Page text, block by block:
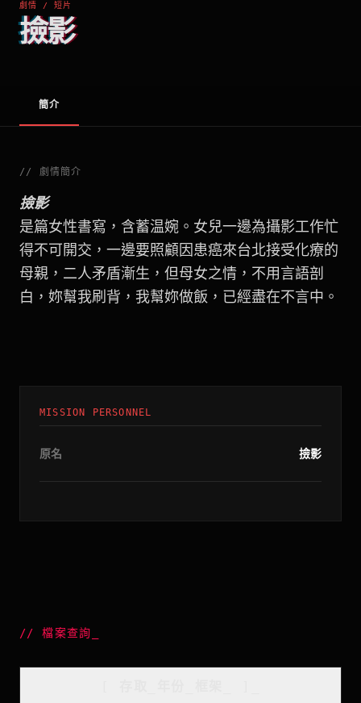
劇情 / 短片
撿影
簡介
// 劇情簡介
撿影
是篇女性書寫，含蓄温婉。女兒一邊為攝影工作忙
得不可開交，一邊要照顧因患癌來台北接受化療的
母親，二人矛盾漸生，但母女之情，不用言語剖
白，妳幫我刷背，我幫妳做飯，已經盡在不言中。
MISSION PERSONNEL
原名 撿影
//檔案查詢